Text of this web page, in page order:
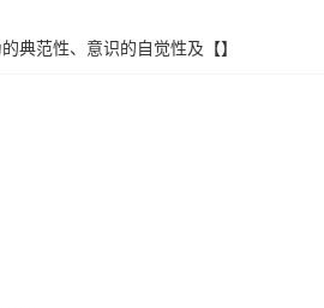
典范性、意识的自觉性及【】